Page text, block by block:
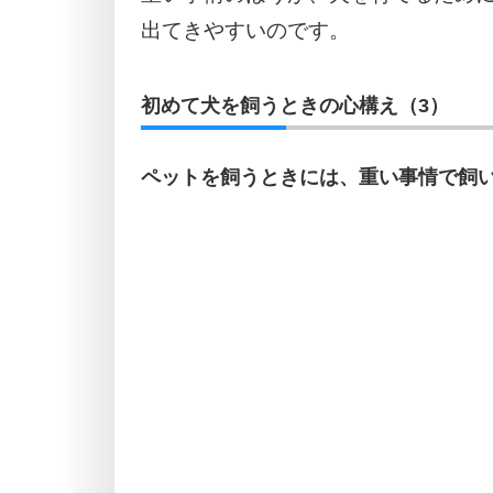
出てきやすいのです。
初めて犬を飼うときの心構え（3）
ペットを飼うときには、重い事情で飼